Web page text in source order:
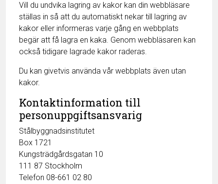
Vill du undvika lagring av kakor kan din webbläsare
ställas in så att du automatiskt nekar till lagring av
kakor eller informeras varje gång en webbplats
begär att få lagra en kaka. Genom webbläsaren kan
också tidigare lagrade kakor raderas.
Du kan givetvis använda vår webbplats även utan
kakor.
Kontaktinformation till
personuppgiftsansvarig
Stålbyggnadsinstitutet
Box 1721
Kungsträdgårdsgatan 10
111 87 Stockholm
Telefon 08-661 02 80